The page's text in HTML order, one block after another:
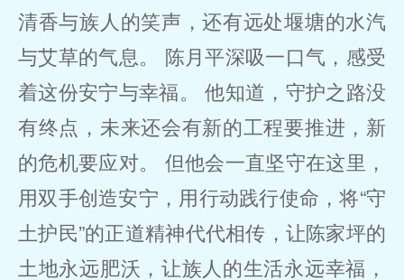
清香与族人的笑声，还有远处堰塘的水汽
与艾草的气息。 陈月平深吸一口气，感受
着这份安宁与幸福。 他知道，守护之路没
有终点，未来还会有新的工程要推进，新
的危机要应对。 但他会一直坚守在这里，
用双手创造安宁，用行动践行使命，将“守
土护民”的正道精神代代相传，让陈家坪的
土地永远肥沃，让族人的生活永远幸福，